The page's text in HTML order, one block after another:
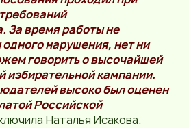
За время работы не
нарушения, нет ни
говорить о высочайшей
избирательной кампании.
высоко был оценен
Российской
Наталья Исакова.